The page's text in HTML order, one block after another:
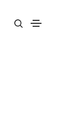
Shine